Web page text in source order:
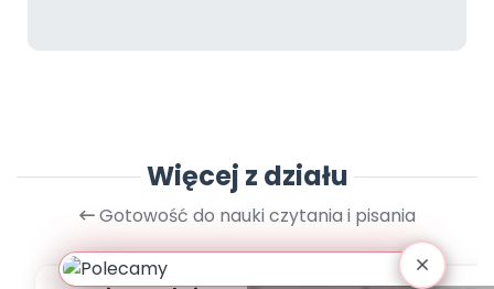
Więcej z działu
Gotowość do nauki czytania i pisania